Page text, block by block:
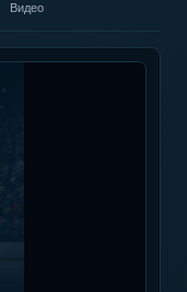
Видео